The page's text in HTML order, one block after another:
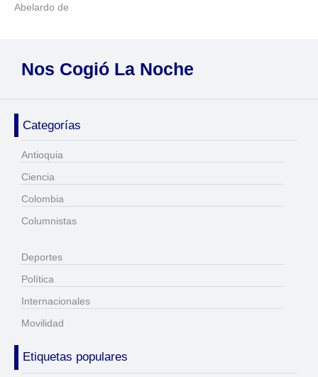
Abelardo de
Nos Cogió La Noche
Categorías
Antioquia
Ciencia
Colombia
Columnistas
Deportes
Política
Internacionales
Movilidad
Etiquetas populares